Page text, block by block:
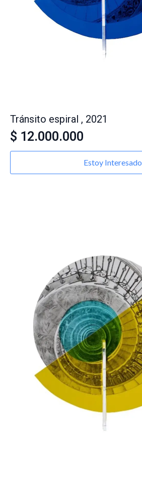
Tránsito espiral , 2021
$ 12.000.000
Estoy Interesado